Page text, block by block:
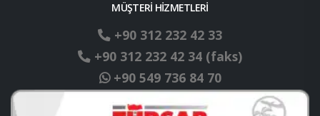
MÜŞTERİ HİZMETLERİ
+90 312 232 42 33
+90 312 232 42 34 (faks)
+90 549 736 84 70